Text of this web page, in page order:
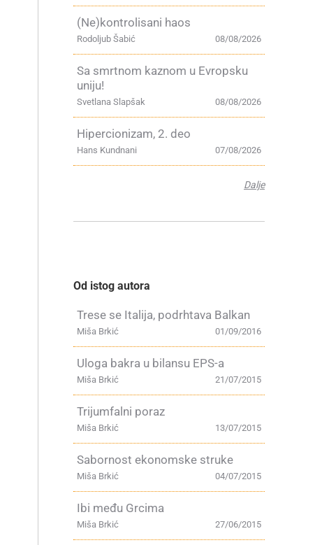
(Ne)kontrolisani haos
08/08/2026
Rodoljub Šabić
Sa smrtnom kaznom u Evropsku
uniju!
08/08/2026
Svetlana Slapšak
Hipercionizam, 2. deo
07/08/2026
Hans Kundnani
Dalje
Od istog autora
Trese se Italija, podrhtava Balkan
01/09/2016
Miša Brkić
Uloga bakra u bilansu EPS-a
21/07/2015
Miša Brkić
Trijumfalni poraz
13/07/2015
Miša Brkić
Sabornost ekonomske struke
04/07/2015
Miša Brkić
Ibi među Grcima
27/06/2015
Miša Brkić